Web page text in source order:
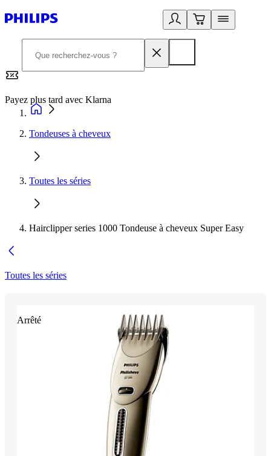
Payez plus tard avec Klarna
Tondeuses à cheveux
Toutes les séries
Hairclipper series 1000 Tondeuse à cheveux Super Easy
Toutes les séries
Arrêté